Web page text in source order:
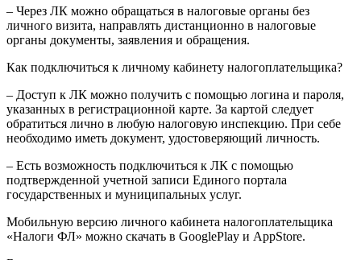
– Через ЛК можно обращаться в налоговые органы без
личного визита, направлять дистанционно в налоговые
органы документы, заявления и обращения.
Как подключиться к личному кабинету налогоплательщика?
– Доступ к ЛК можно получить с помощью логина и пароля,
указанных в регистрационной карте. За картой следует
обратиться лично в любую налоговую инспекцию. При себе
необходимо иметь документ, удостоверяющий личность.
– Есть возможность подключиться к ЛК с помощью
подтвержденной учетной записи Единого портала
государственных и муниципальных услуг.
Мобильную версию личного кабинета налогоплательщика
«Налоги ФЛ» можно скачать в GooglePlay и AppStore.